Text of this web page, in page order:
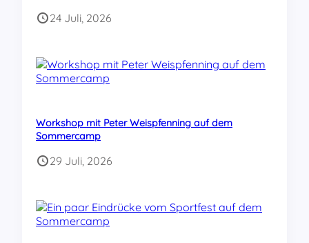
24 Juli, 2026
Workshop mit Peter Weispfenning auf dem
Sommercamp
29 Juli, 2026